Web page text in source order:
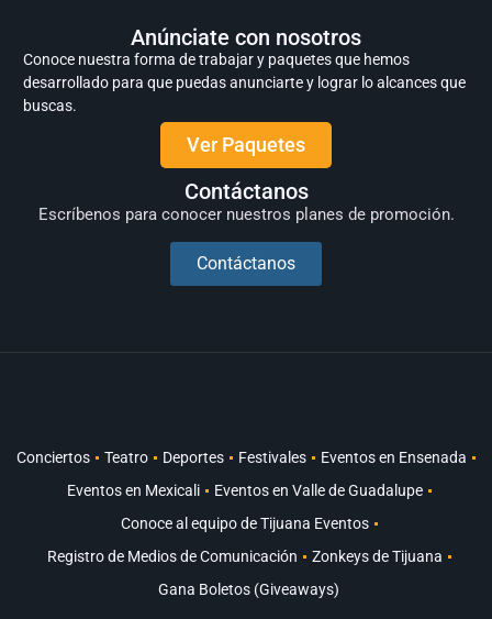
Anúnciate con nosotros
Conoce nuestra forma de trabajar y paquetes que hemos
desarrollado para que puedas anunciarte y lograr lo alcances que
buscas.
Ver Paquetes
Contáctanos
Escríbenos para conocer nuestros planes de promoción.
Contáctanos
Conciertos Teatro Deportes Festivales
Eventos en Ensenada
Eventos en Mexicali
Eventos en Valle de Guadalupe
Conoce al equipo de Tijuana Eventos
Registro de Medios de Comunicación
Zonkeys de Tijuana
Gana Boletos (Giveaways)